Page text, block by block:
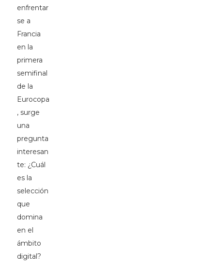
enfrentar
se a
Francia
en la
primera
semifinal
de la
Eurocopa
, surge
una
pregunta
interesan
te: ¿Cuál
es la
selección
que
domina
en el
ámbito
digital?